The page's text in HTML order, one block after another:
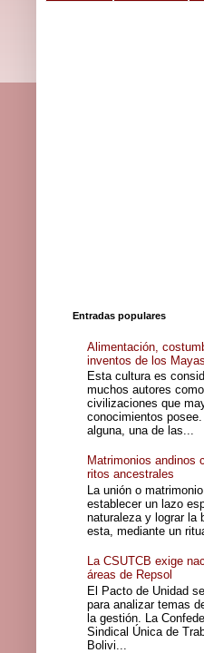
Entradas populares
Alimentación,
inventos de los Mayas
Esta cultura es
muchos autores
civilizaciones que
conocimientos
alguna, una de las...
Matrimonios andinos
ritos ancestrales
La unión o
establecer un lazo
naturaleza y lograr la
esta, mediante un
La CSUTCB exige
áreas de Repsol
El Pacto de Unidad
para analizar temas
la gestión. La
Sindical Única de
Bolivi...